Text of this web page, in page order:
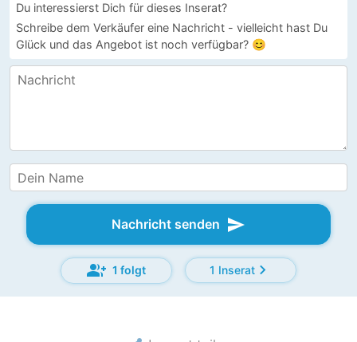
Du interessierst Dich für dieses Inserat?
Schreibe dem Verkäufer eine Nachricht - vielleicht hast Du
Glück und das Angebot ist noch verfügbar? 😊
Nachricht senden send
group_add 1 folgt 1 Inseratchevron_right